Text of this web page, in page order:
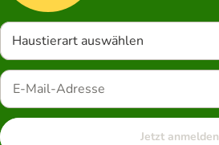
Haustierart auswählen
Jetzt anmelden